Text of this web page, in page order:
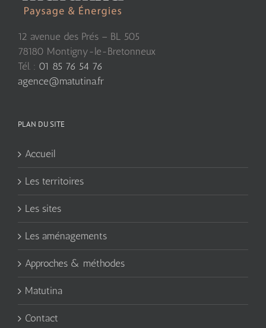
12 avenue des Prés – BL 505
78180 Montigny-le-Bretonneux
Tél. : 01 85 76 54 76
agence@matutina.fr
PLAN DU SITE
Accueil
Les territoires
Les sites
Les aménagements
Approches & méthodes
Matutina
Contact